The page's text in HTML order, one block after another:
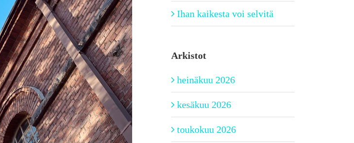
Ihan kaikesta voi selvitä
Arkistot
heinäkuu 2026
kesäkuu 2026
toukokuu 2026